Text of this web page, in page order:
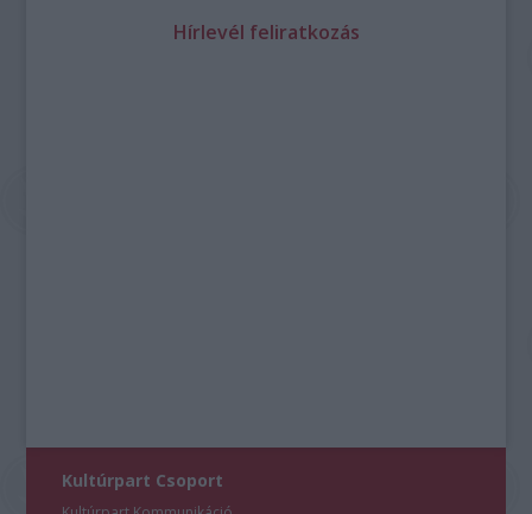
Hírlevél feliratkozás
Kultúrpart Csoport